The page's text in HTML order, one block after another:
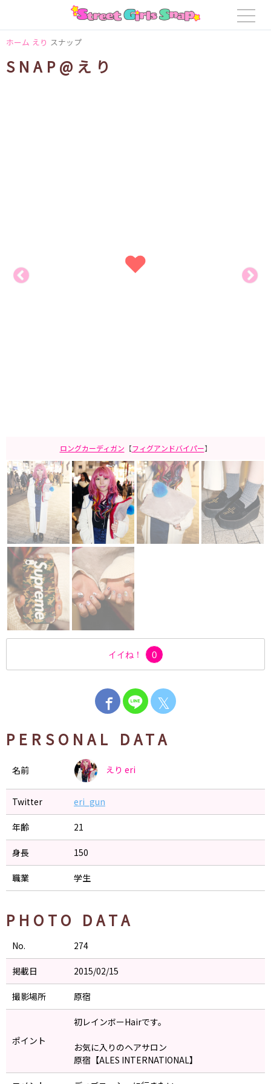
ホーム えり スナップ
SNAP@えり
ロングカーディガン 【フィグアンドバイパー】
イイね！ 0
𝕏
PERSONAL DATA
名前 えり eri
Twitter eri_gun
年齢 21
身長 150
職業 学生
PHOTO DATA
No. 274
掲載日 2015/02/15
撮影場所 原宿
ポイント
初レインボーHairです。
お気に入りのヘアサロン
原宿【ALES INTERNATIONAL】